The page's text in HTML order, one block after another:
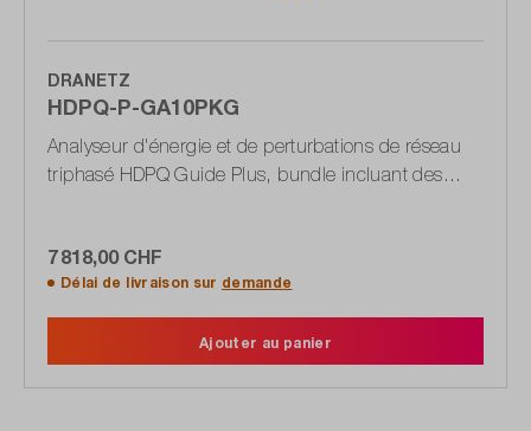
DRANETZ
HDPQ-P-GA10PKG
Analyseur d'énergie et de perturbations de réseau
triphasé HDPQ Guide Plus, bundle incluant des
7 818,00 CHF
Délai de livraison sur demande
Ajouter au panier